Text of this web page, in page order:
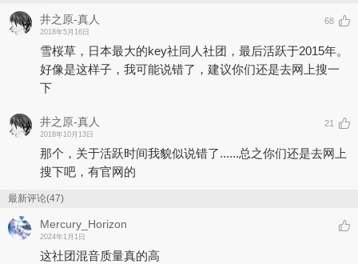
井之原-真人
2018年5月16日
68
雪桜草，日本最大的key社同人社团，最后活跃于2015年。
好像是这样子，我可能说错了，建议你们还是去网上搜一
下
井之原-真人
2018年10月13日
21
那个，关于活跃时间我貌似说错了......总之你们还是去网上
搜下吧，有官网的
最新评论(47)
Mercury_Horizon
2024年1月1日
这社团混音质量真的高